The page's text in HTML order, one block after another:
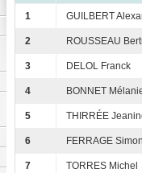
1 GUILBERT
2 ROUSSEAU
3 DELOL Franck
4 BONNET
5 THIRRÉE
6 FERRAGE
7 TORRES Michel